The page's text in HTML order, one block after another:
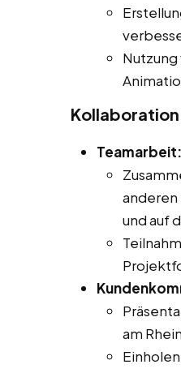
Teamarbeit:
anderen
und auf
am